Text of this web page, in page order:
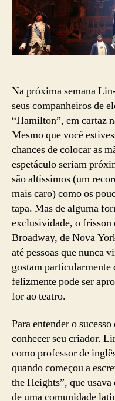
Na próxima semana
seus companheiros de
“Hamilton”, em cartaz
Mesmo que você
chances de colocar as
espetáculo seriam
são altíssimos (um
mais caro) como os
tapa. Mas de alguma
exclusividade, o frisson
Broadway, de Nova
até pessoas que nunca
gostam
felizmente pode ser
for ao teatro.
Para entender o
conhecer seu criador.
como professor de
quando começou a
the Heights”, que
de uma comunidade